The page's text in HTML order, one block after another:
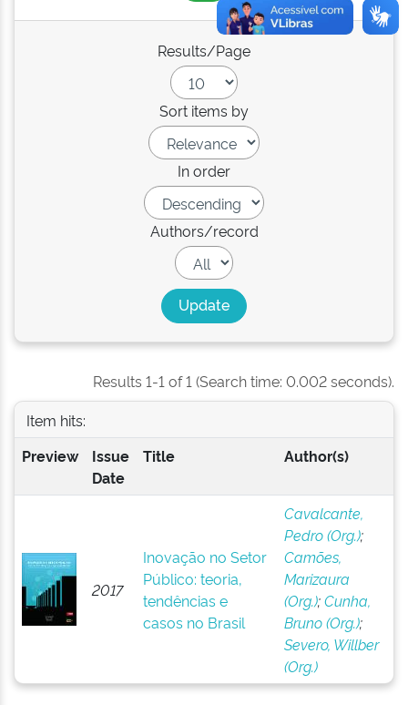
Results/Page
Sort items by
In order
Authors/record
Results 1-1 of 1 (Search time: 0.002 seconds).
Item hits:
Preview
Issue
Date
Title Author(s)
2017
Inovação no Setor
Público: teoria,
tendências e
casos no Brasil
Cavalcante,
Pedro (Org.);
Camões,
Marizaura
(Org.);Cunha,
Bruno (Org.);
Severo, Willber
(Org.)